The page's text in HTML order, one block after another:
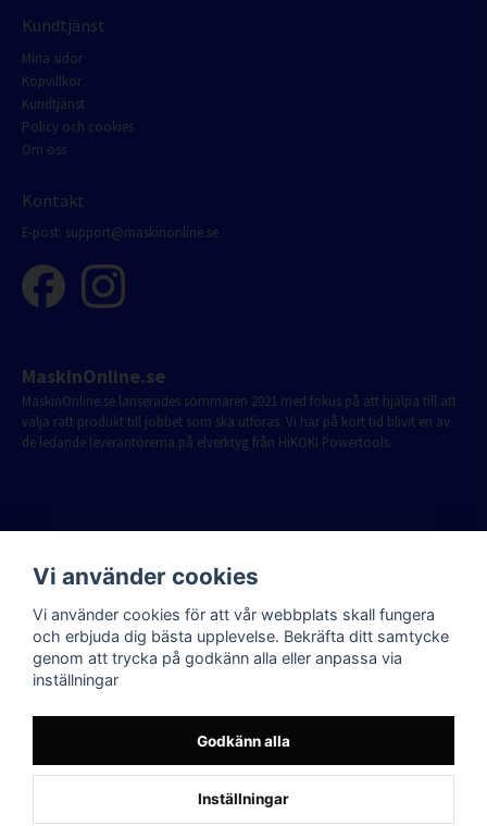
Kundtjänst
Mina sidor
Köpvillkor
Kundtjänst
Policy och cookies
Om oss
Kontakt
E-post: support@maskinonline.se
MaskinOnline.se
MaskinOnline.se lanserades sommaren 2021 med fokus på att hjälpa till att
välja rätt produkt till jobbet som ska utföras. Vi har på kort tid blivit en av
de ledande leverantörerna på elverktyg från HiKOKI Powertools.
Powered by Nyehandel AB
Vi använder cookies
Vi använder cookies för att vår webbplats skall fungera
och erbjuda dig bästa upplevelse. Bekräfta ditt samtycke
genom att trycka på godkänn alla eller anpassa via
inställningar
Godkänn alla
Inställningar